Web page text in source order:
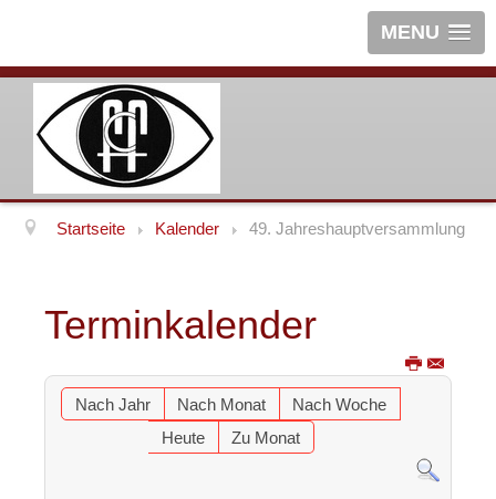
MENU
Startseite Kalender 49. Jahreshauptversammlung
Terminkalender
Nach Jahr Nach Monat
Nach Woche
Heute
Zu Monat